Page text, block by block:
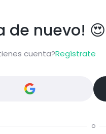
de nuevo! 😍
cuenta?Regístrate
o